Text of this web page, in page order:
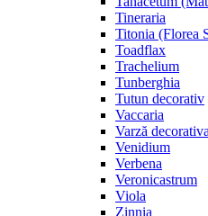
Tineraria
Titonia (Florea
Toadflax
Trachelium
Tunberghia
Tutun decorativ
Vaccaria
Varză decorativa
Venidium
Verbena
Veronicastrum
Viola
Zinnia